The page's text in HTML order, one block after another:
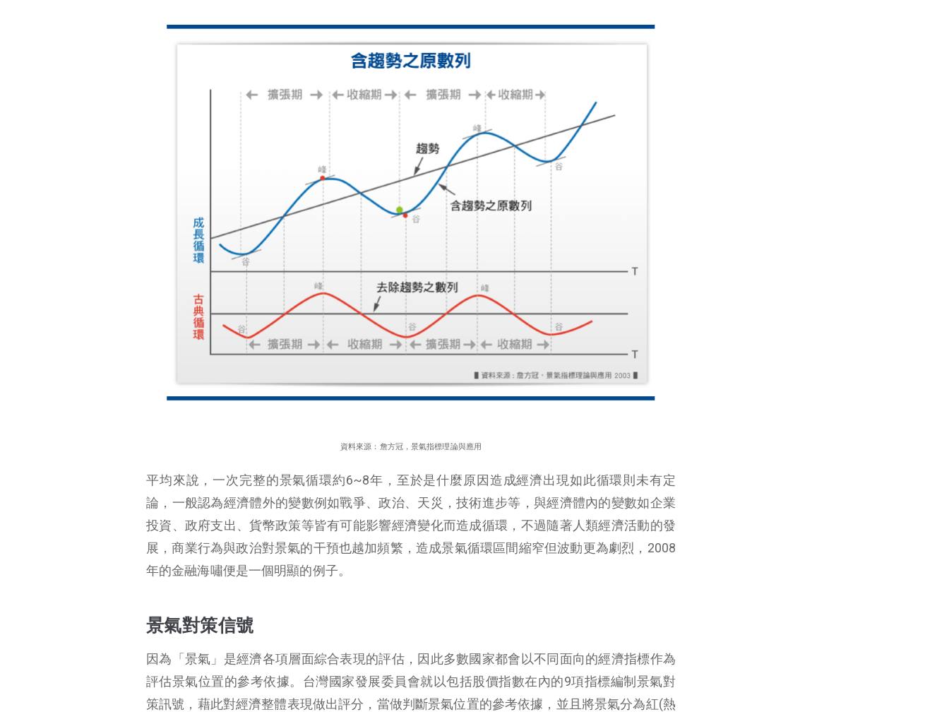
資料來源：詹方冠，景氣指標理論與應用
平均來說，一次完整的景氣循環約6~8年，至於是什麼原因造成經濟出現如此循環則未有定
論，一般認為經濟體外的變數例如戰爭、政治、天災，技術進步等，與經濟體內的變數如企業
投資、政府支出、貨幣政策等皆有可能影響經濟變化而造成循環，不過隨著人類經濟活動的發
展，商業行為與政治對景氣的干預也越加頻繁，造成景氣循環區間縮窄但波動更為劇烈，2008
年的金融海嘯便是一個明顯的例子。
景氣對策信號
因為「景氣」是經濟各項層面綜合表現的評估，因此多數國家都會以不同面向的經濟指標作為
評估景氣位置的參考依據。台灣國家發展委員會就以包括股價指數在內的9項指標編制景氣對
策訊號，藉此對經濟整體表現做出評分，當做判斷景氣位置的參考依據，並且將景氣分為紅(熱